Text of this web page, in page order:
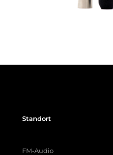
Standort
FM-Audio